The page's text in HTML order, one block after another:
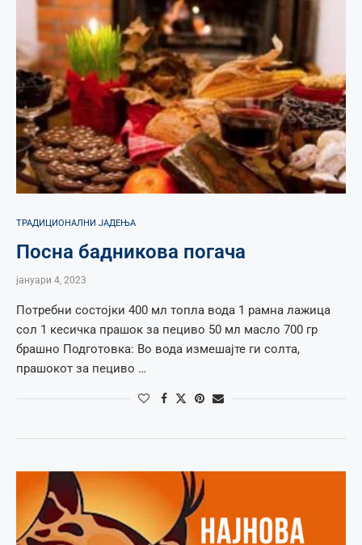
ТРАДИЦИОНАЛНИ ЈАДЕЊА
Посна бадникова погача
јануари 4, 2023
Потребни состојки 400 мл топла вода 1 рамна лажица
сол 1 кесичка прашок за пециво 50 мл масло 700 гр
брашно Подготовка: Во вода измешајте ги солта,
прашокот за пециво …